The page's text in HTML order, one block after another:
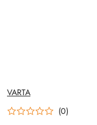
NAZWA
PRODUCENTA:
VARTA
(0)